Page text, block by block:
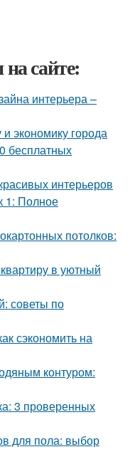
сайте:
интерьера –
экономику города
бесплатных
интерьеров
1: Полное
потолков:
в уютный
советы по
сэкономить на
контуром:
3 проверенных
для пола: выбор